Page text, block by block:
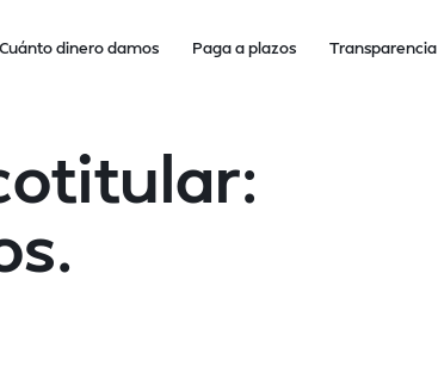
Cuánto dinero damos Paga a plazos Transparencia